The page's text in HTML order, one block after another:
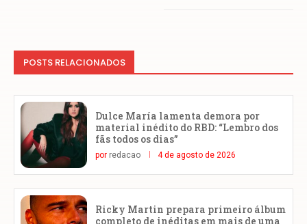
POSTS RELACIONADOS
Dulce María lamenta demora por
material inédito do RBD: “Lembro dos
fãs todos os dias”
por redacao 4 de agosto de 2026
Ricky Martin prepara primeiro álbum
completo de inéditas em mais de uma